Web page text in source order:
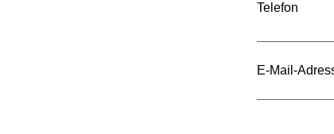
Telefon
E-Mail-